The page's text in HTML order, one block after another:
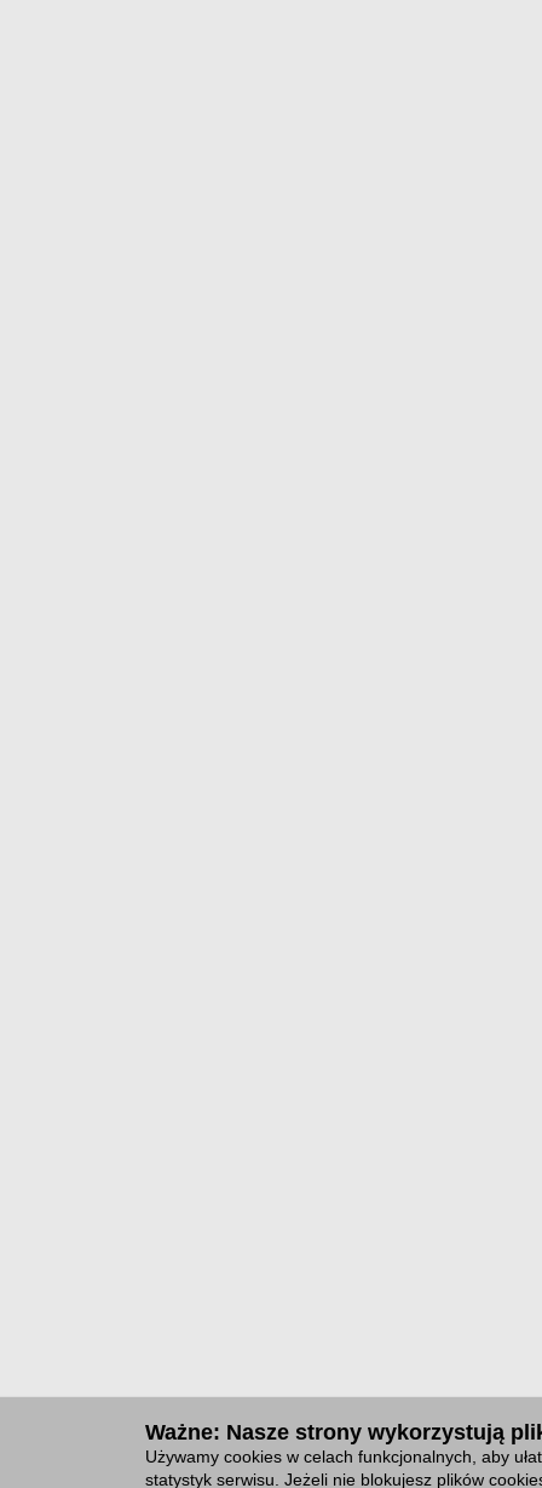
Ważne: Nasze strony wykorzystują
Używamy cookies w celach funkcjonalnych, aby
statystyk serwisu. Jeżeli nie blokujesz plików